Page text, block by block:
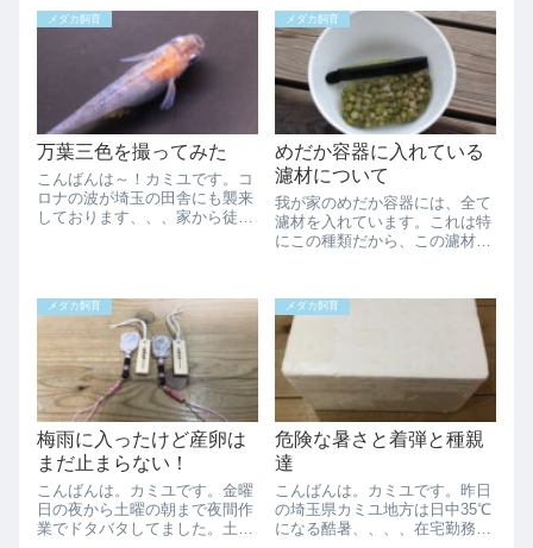
とか空きの時間がほぼなかった
です。在宅でメダカと戯れる時
間のない在宅は通勤時間がない
だけだぁ！も...
い表現は種親にしてるのでかけ
離れたタイプが多いけれどそれ
でも「お前は誰だ！」と言う感
じうーむ腹膜が青...
メダカ飼育
万葉三色を撮ってみた
こんばんは～！カミユです。コ
ロナの波が埼玉の田舎にも襲来
しております、、、家から徒歩
ーロッパなどで一ヶ月～二ヶ月
くらい前に第三波...
メダカ飼育
めだか容器に入れている
濾材について
我が家のめだか容器には、全て
濾材を入れています。これは特
にこの種類だから、この濾材と
のと言う感じです。少しでも生
存率を高めるために、多孔質の
濾材をネットに入れて各容器に
入れ、濾過細菌の...
メダカ飼育
梅雨に入ったけど産卵は
まだ止まらない！
こんばんは。カミユです。金曜
日の夜から土曜の朝まで夜間作
業でドタバタしてました。土曜
メダカ飼育
危険な暑さと着弾と種親
達
こんばんは。カミユです。昨日
の埼玉県カミユ地方は日中35℃
になる酷暑、、、、在宅勤務の